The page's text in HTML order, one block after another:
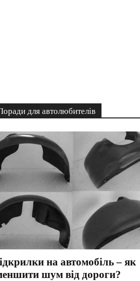
для автолюбителів
на автомобіль – як
шум від дороги?